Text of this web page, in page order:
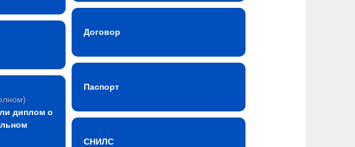
диплом о
Договор
Паспорт
СНИЛС